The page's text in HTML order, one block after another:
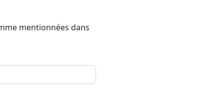
mentionnées dans